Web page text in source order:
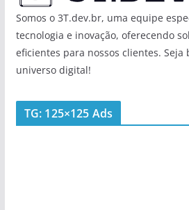
Somos o 3T.dev.br, uma equipe
tecnologia e inovação, oferecendo
eficientes para nossos clientes. Seja
universo digital!
TG: 125×125 Ads